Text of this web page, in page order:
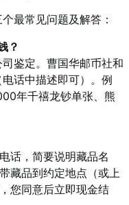
最常见问题及解答：
？
鉴定。曹国华邮币社和
话中描述即可）。例
年千禧龙钞单张、熊
，简要说明藏品名
藏品到约定地点（或上
您同意后立即现金结